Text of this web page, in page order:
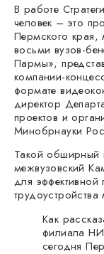
В работе
человек – это
Пермского края,
восьми вузов-
Пармы»,
компании-
формате
директор
проектов и
Минобрнауки
Такой обширный
межвузовский
для
Как
филиала
сегодня